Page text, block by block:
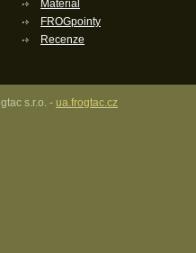
Materiál
FROGpointy
Recenze
s.r.o. - ua.frogtac.cz